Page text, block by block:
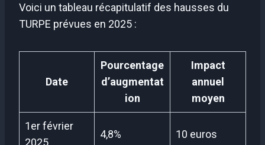
Voici un tableau récapitulatif des hausses du
TURPE prévues en 2025 :
Date
Pourcentage
d’augmentat
ion
Impact
annuel
moyen
1er février
2025
4,8% 10 euros